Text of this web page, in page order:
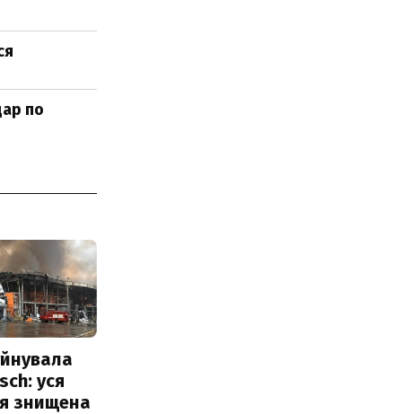
по
уся
знищена